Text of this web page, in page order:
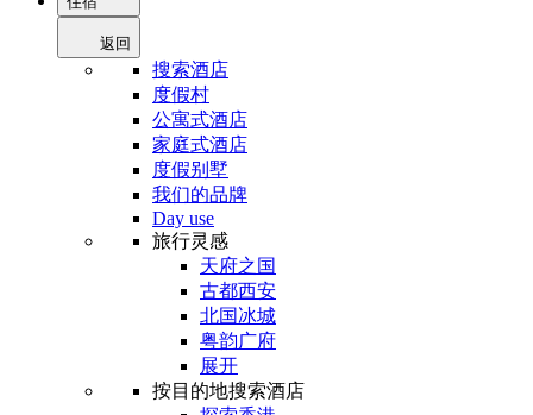
返回
搜索酒店
度假村
公寓式酒店
家庭式酒店
度假别墅
我们的品牌
Day use
旅行灵感
天府之国
古都西安
北国冰城
粤韵广府
展开
按目的地搜索酒店